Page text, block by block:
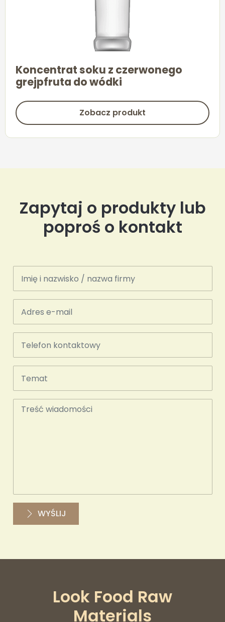
Koncentrat soku z czerwonego
grejpfruta do wódki
Zobacz produkt
Zapytaj o produkty lub
poproś o kontakt
WYŚLIJ
Look Food Raw
Materials